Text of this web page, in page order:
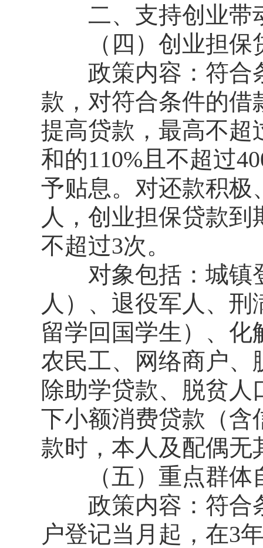
二、支持创业带
（四）创业担保
政策内容：符合条
款，对符合条件的借
提高贷款，最高不超
和的110%且不超过
予贴息。对还款积极
人，创业担保贷款
不超过3次。
对象包括：城镇
人）、退役军人、
留学回国学生）、
农民工、网络商户、
除助学贷款、脱贫
下小额消费贷款（含
款时，本人及配偶无
（五）重点群体
政策内容：符合条
户登记当月起，在3